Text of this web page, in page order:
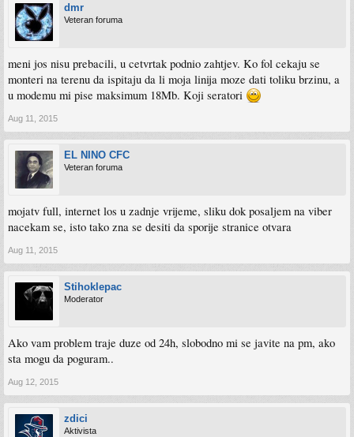
dmr
Veteran foruma
meni jos nisu prebacili, u cetvrtak podnio zahtjev. Ko fol cekaju se
monteri na terenu da ispitaju da li moja linija moze dati toliku brzinu, a
u modemu mi pise maksimum 18Mb. Koji seratori
Aug 11, 2015
EL NINO CFC
Veteran foruma
mojatv full, internet los u zadnje vrijeme, sliku dok posaljem na viber
nacekam se, isto tako zna se desiti da sporije stranice otvara
Aug 11, 2015
Stihoklepac
Moderator
Ako vam problem traje duze od 24h, slobodno mi se javite na pm, ako
sta mogu da poguram..
Aug 12, 2015
zdici
Aktivista